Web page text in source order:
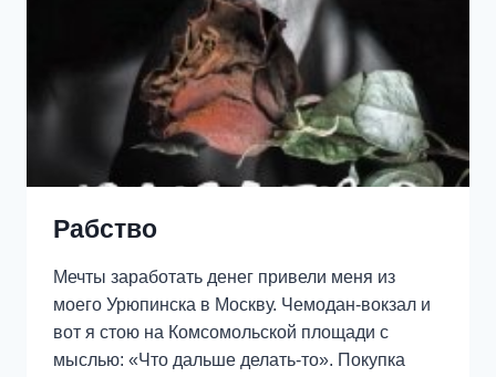
Рабство
Мечты заработать денег привели меня из
моего Урюпинска в Москву. Чемодан-вокзал и
вот я стою на Комсомольской площади с
мыслью: «Что дальше делать-то». Покупка